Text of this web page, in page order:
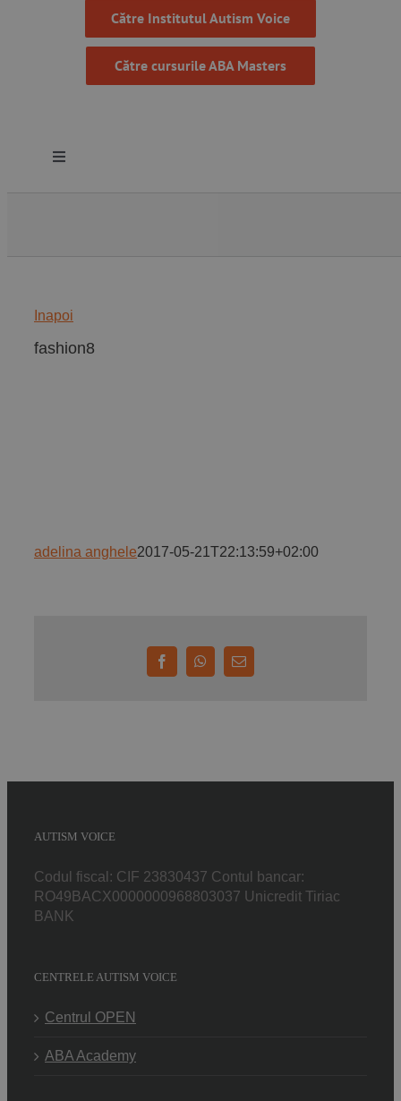
Către Institutul Autism Voice
Către cursurile ABA Masters
Toggle
Programe
Contact
Inapoi
fashion8
adelina anghele2017-05-21T22:13:59+02:00
FacebookWhatsApp
E-
AUTISM VOICE
Codul fiscal: CIF 23830437 Contul bancar:
RO49BACX0000000968803037 Unicredit Tiriac
BANK
CENTRELE AUTISM VOICE
Centrul OPEN
ABA Academy